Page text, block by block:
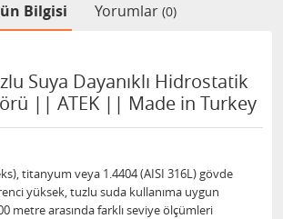
Bilgisi Yorumlar (0)
Suya Dayanıklı Hidrostatik
|| ATEK || Made in Turkey
titanyum veya 1.4404 (AISI 316L) gövde
yüksek, tuzlu suda kullanıma uygun
metre arasında farklı seviye ölçümleri